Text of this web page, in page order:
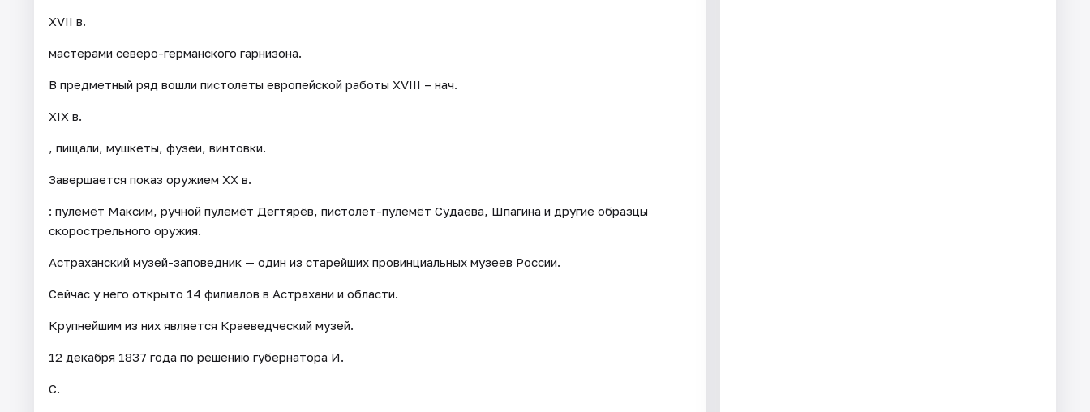
XVII в.
мастерами северо-германского гарнизона.
В предметный ряд вошли пистолеты европейской работы XVIII – нач.
XIX в.
, пищали, мушкеты, фузеи, винтовки.
Завершается показ оружием XX в.
: пулемёт Максим, ручной пулемёт Дегтярёв, пистолет-пулемёт Судаева, Шпагина и другие образцы
скорострельного оружия.
Астраханский музей-заповедник — один из старейших провинциальных музеев России.
Сейчас у него открыто 14 филиалов в Астрахани и области.
Крупнейшим из них является Краеведческий музей.
12 декабря 1837 года по решению губернатора И.
С.